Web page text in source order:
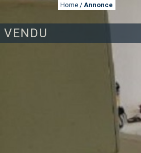
VENDU
Home / Annonce